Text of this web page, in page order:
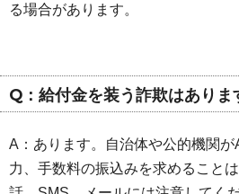
る場合があります。
Q：給付金を装う詐欺はありま
A：あります。自治体や公的機関が
力、手数料の振込みを求めること